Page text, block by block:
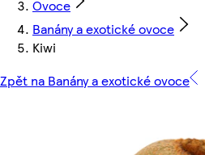
Ovoce
Banány a exotické ovoce
Kiwi
Zpět na Banány a exotické ovoce